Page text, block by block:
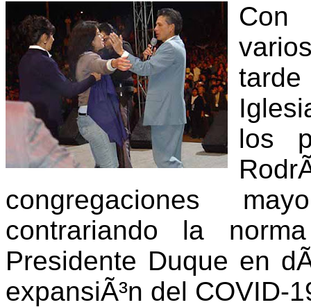
Con
tarde
los
congregaciones
contrariando la
Presidente Duque en
expansiÃ³n del COVID-